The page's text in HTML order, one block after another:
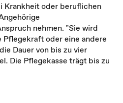
Krankheit oder beruflichen
nehmen. "Sie wird
oder eine andere
Dauer von bis zu vier
Die Pflegekasse trägt bis zu